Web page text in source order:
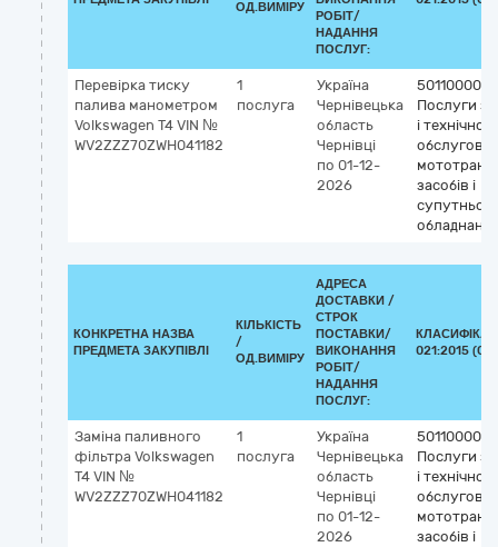
ОД.ВИМІРУ
РОБІТ/
НАДАННЯ
ПОСЛУГ:
Перевірка тиску
палива манометром
Volkswagen T4 VIN №
WV2ZZZ70ZWH041182
1
послуга
Україна
Чернівецька
область
Чернівці
по 01-12-
2026
50110000-9
Послуги з
і
засобів і
КОНКРЕТНА НАЗВА
ПРЕДМЕТА ЗАКУПІВЛІ
КІЛЬКІСТЬ
/
ОД.ВИМІРУ
АДРЕСА
ДОСТАВКИ /
СТРОК
ПОСТАВКИ/
ВИКОНАННЯ
РОБІТ/
НАДАННЯ
ПОСЛУГ:
021:2015
Заміна паливного
фільтра Volkswagen
T4 VIN №
WV2ZZZ70ZWH041182
1
послуга
Україна
Чернівецька
область
Чернівці
по 01-12-
2026
50110000-9
Послуги з
і
засобів і